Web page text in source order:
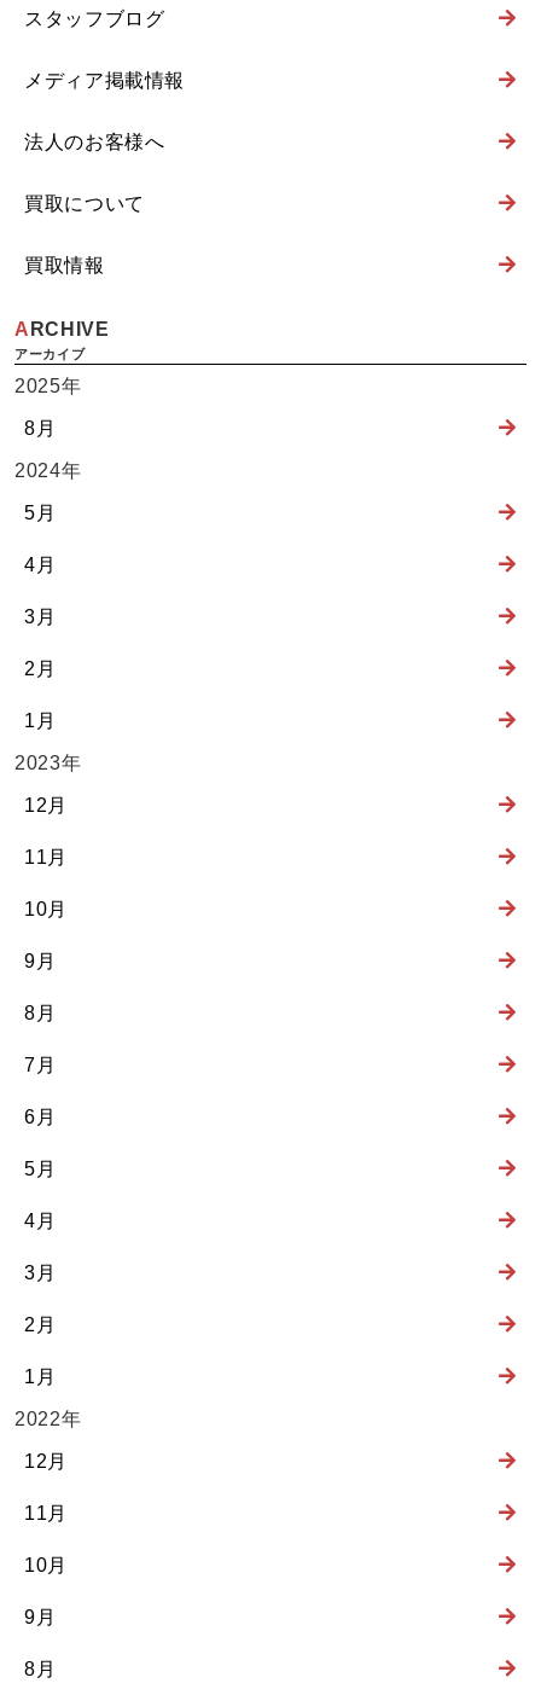
スタッフブログ
メディア掲載情報
法人のお客様へ
買取について
買取情報
ARCHIVE
2025年
8月
2024年
5月
4月
3月
2月
1月
2023年
12月
11月
10月
9月
8月
7月
6月
5月
4月
3月
2月
1月
2022年
12月
11月
10月
9月
8月